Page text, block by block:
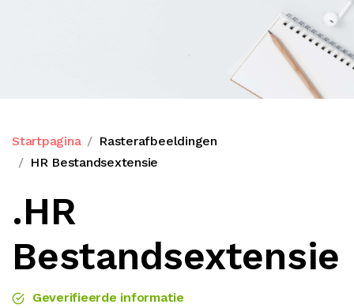
Startpagina
Rasterafbeeldingen
HR Bestandsextensie
.HR
Bestandsextensie
Geverifieerde informatie